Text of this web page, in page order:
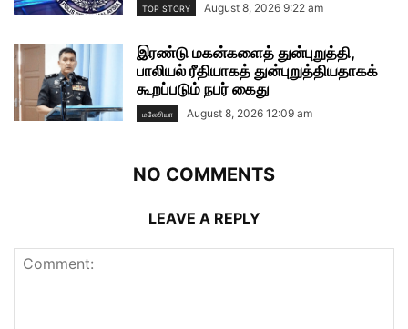
TOP STORY August 8, 2026 9:22 am
இரண்டு மகன்களைத் துன்புறுத்தி,
பாலியல் ரீதியாகத் துன்புறுத்தியதாகக்
கூறப்படும் நபர் கைது
மலேசியா August 8, 2026 12:09 am
NO COMMENTS
LEAVE A REPLY